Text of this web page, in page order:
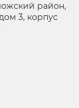
район,
3, корпус